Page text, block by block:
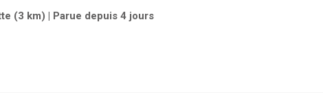
(3 km) | Parue depuis 4 jours